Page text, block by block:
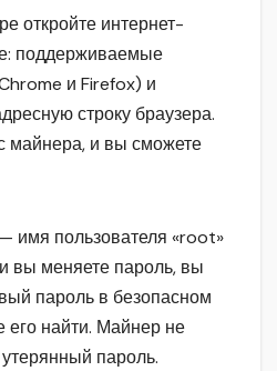
откройте интернет-
поддерживаемые
и Firefox) и
строку браузера.
майнера, и вы сможете
имя пользователя «root»
вы меняете пароль, вы
пароль в безопасном
его найти. Майнер не
пароль.